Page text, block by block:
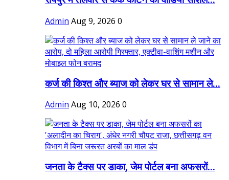
Admin Aug 9, 2026 0
कर्ज की किश्त और ब्याज को लेकर घर से सामान ले...
Admin Aug 10, 2026 0
जनता के टैक्स पर डाका, जेम पोर्टल बना अफसरों...